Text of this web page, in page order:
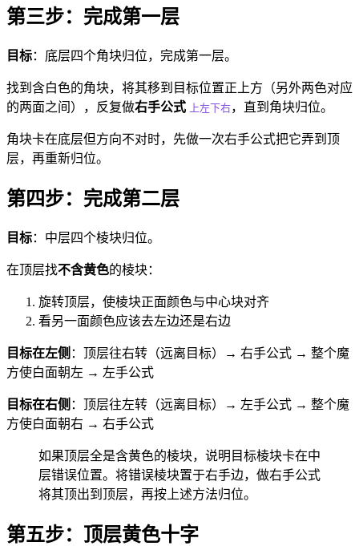
第三步：完成第一层
目标：底层四个角块归位，完成第一层。
找到含白色的角块，将其移到目标位置正上方（另外两色对应
的两面之间），反复做右手公式 上左下右，直到角块归位。
角块卡在底层但方向不对时，先做一次右手公式把它弄到顶
层，再重新归位。
第四步：完成第二层
目标：中层四个棱块归位。
在顶层找不含黄色的棱块：
旋转顶层，使棱块正面颜色与中心块对齐
看另一面颜色应该去左边还是右边
目标在左侧 ：顶层往右转（远离目标）→ 右手公式 → 整个魔
方使白面朝左 → 左手公式
目标在右侧 ：顶层往左转（远离目标）→ 左手公式 → 整个魔
方使白面朝右 → 右手公式
如果顶层全是含黄色的棱块，说明目标棱块卡在中
层错误位置。将错误棱块置于右手边，做右手公式
将其顶出到顶层，再按上述方法归位。
第五步：顶层黄色十字